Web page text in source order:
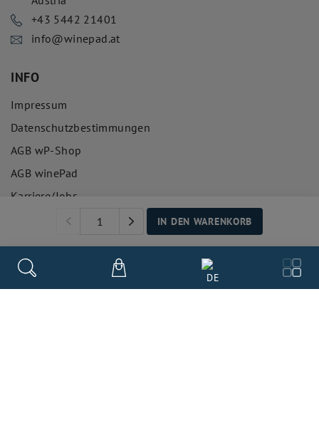
DE
IN DEN WARENKORB
+43 5442 21401
info@winepad.at
INFO
Impressum
Datenschutzbestimmungen
AGB wP-Shop
AGB winePad
Karriere/Jobs
Fragen und Antworten
ÜBER UNS
Kunden aus dem Weinhandel